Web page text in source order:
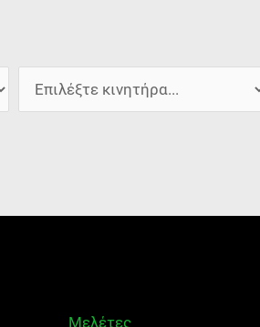
Μελέτες